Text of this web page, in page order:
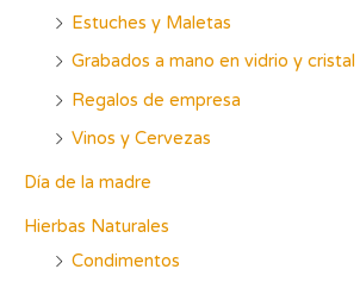
Estuches y Maletas
Grabados a mano en vidrio y cristal
Regalos de empresa
Vinos y Cervezas
Día de la madre
Hierbas Naturales
Condimentos